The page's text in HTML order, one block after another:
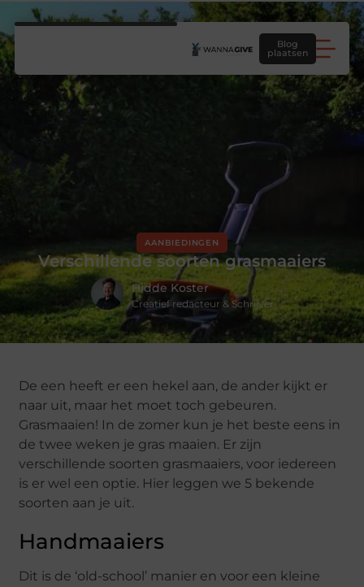
Blog
plaatsen
AANBIEDINGEN
Verschillende soorten grasmaaiers
Hidde Koster
Creatief redacteur & Schrijver
De een heeft er een hekel aan, de ander kijkt er
naar uit, maar het moet toch gebeuren.
Grasmaaien! In de zomer kun je het beste eens in
de twee weken je gras maaien. Er zijn
verschillende soorten grasmaaiers, voor iedereen
is er wel een optie. Hier leggen we 5 bekende
soorten aan je uit.
Handmaaiers
Dit is de ‘old-school’ manier en voor een kleine